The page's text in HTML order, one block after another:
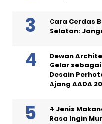
Cara Cerdas
Selatan:
Dewan
Gelar
Desain
Ajang AADA
4 Jenis
Rasa Ingin